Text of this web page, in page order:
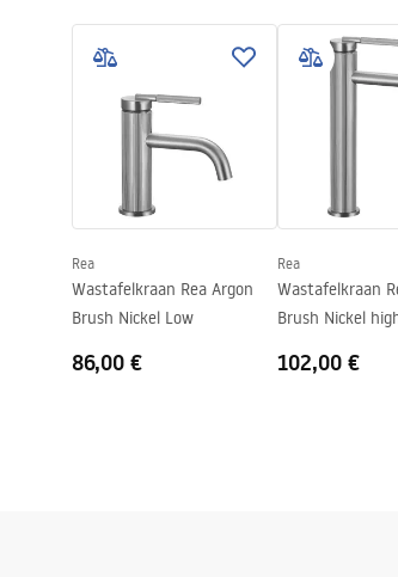
Hoogte
Coatingtechnologie
Garantie
Warranty_Terms_and_Conditions_
Veiligheidsinformatie
Safety_Information_Faucets.pdf
Rea
Wastafelkraan Rea Argon
Brush Nickel Low
86,00 €
Rea
Wastafelkraan
Brush Nickel
102,00 €